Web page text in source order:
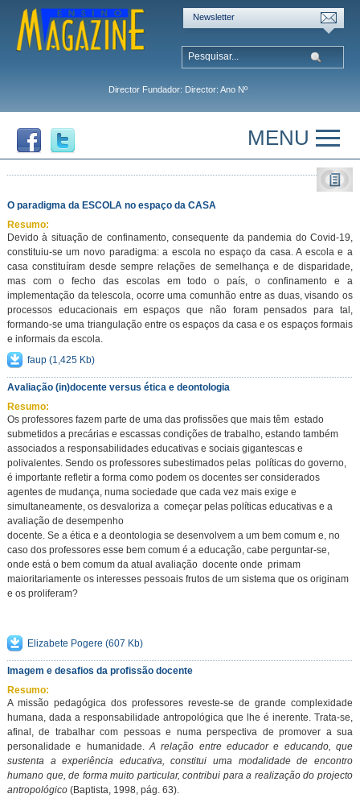
Newsletter
Director Fundador: Director: Ano Nº
MENU
O paradigma da ESCOLA no espaço da CASA
Resumo:
Devido à situação de confinamento, consequente da pandemia do Covid-19,
constituiu-se um novo paradigma: a escola no espaço da casa. A escola e a
casa constituíram desde sempre relações de semelhança e de disparidade,
mas com o fecho das escolas em todo o país, o confinamento e a
implementação da telescola, ocorre uma comunhão entre as duas, visando os
processos educacionais em espaços que não foram pensados para tal,
formando-se uma triangulação entre os espaços da casa e os espaços formais
e informais da escola.
faup(1,425 Kb)
Avaliação (in)docente versus ética e deontologia
Resumo:
Os professores fazem parte de uma das profissões que mais têm estado
submetidos a precárias e escassas condições de trabalho, estando também
associados a responsabilidades educativas e sociais gigantescas e
polivalentes. Sendo os professores subestimados pelas políticas do governo,
é importante refletir a forma como podem os docentes ser considerados
agentes de mudança, numa sociedade que cada vez mais exige e
simultaneamente, os desvaloriza a começar pelas políticas educativas e a
avaliação de desempenho
docente. Se a ética e a deontologia se desenvolvem a um bem comum e, no
caso dos professores esse bem comum é a educação, cabe perguntar-se,
onde está o bem comum da atual avaliação docente onde primam
maioritariamente os interesses pessoais frutos de um sistema que os originam
e os proliferam?
Elizabete Pogere (607 Kb)
Imagem e desafios da profissão docente
Resumo:
A missão pedagógica dos professores reveste-se de grande complexidade
humana, dada a responsabilidade antropológica que lhe é inerente. Trata-se,
afinal, de trabalhar com pessoas e numa perspectiva de promover a sua
personalidade e humanidade.A relação entre educador e educando, que
sustenta a experiência educativa, constitui uma modalidade de encontro
humano que, de forma muito particular, contribui para a realização do projecto
antropológico(Baptista, 1998, pág. 63).